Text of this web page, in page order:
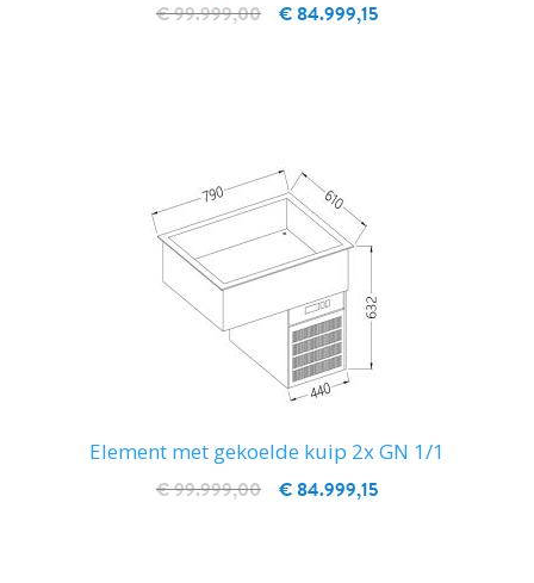
€ 84.999,15
€ 99.999,00
Element met gekoelde kuip 2x GN 1/1
€ 84.999,15
€ 99.999,00